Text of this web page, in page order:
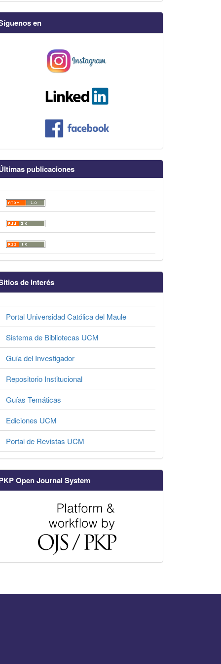
en
publicaciones
de Interés
Portal Universidad Católica del Maule
Sistema de Bibliotecas UCM
Guía del Investigador
Repositorio Institucional
Guías Temáticas
Ediciones UCM
Portal de Revistas UCM
Open Journal System